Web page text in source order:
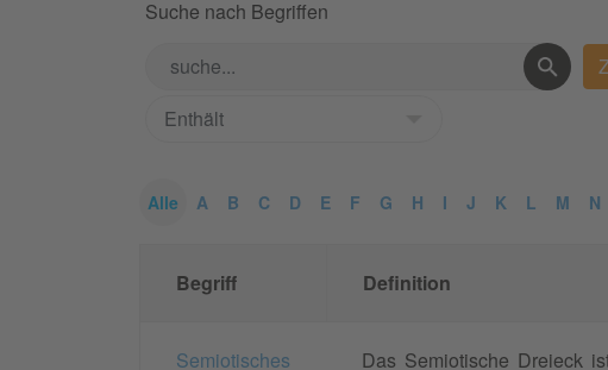
Suche nach Begriffen
Alle A B C D E F G H I J K L M N
Begriff Definition
Semiotisches
Das Semiotische Dreieck